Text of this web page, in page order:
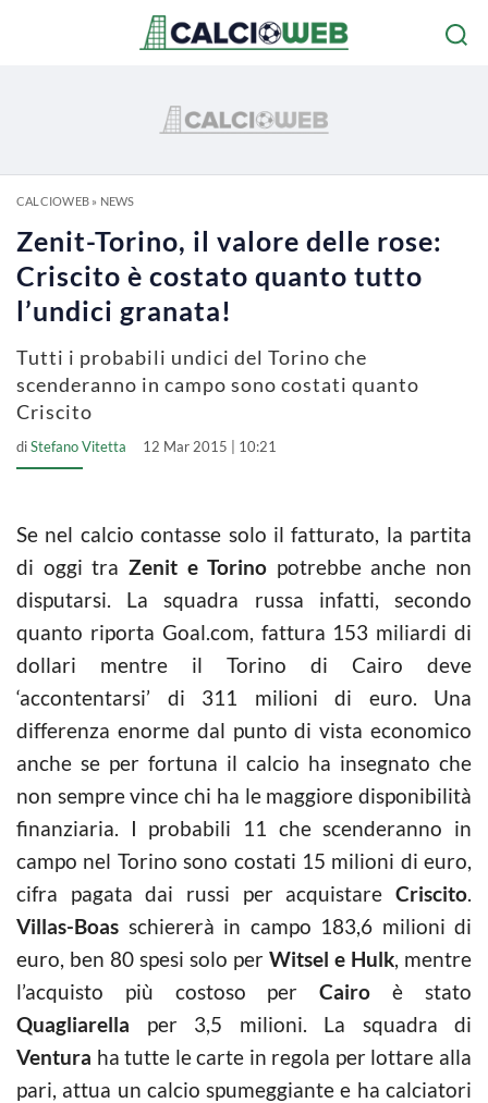
CALCIOWEB» NEWS
Zenit-Torino, il valore delle rose:
Criscito è costato quanto tutto
l’undici granata!
Tutti i probabili undici del Torino che
scenderanno in campo sono costati quanto
Criscito
diStefano Vitetta 12 Mar 2015 | 10:21
Se nel calcio contasse solo il fatturato, la partita
di oggi tra Zenit e Torino potrebbe anche non
disputarsi. La squadra russa infatti, secondo
quanto riporta Goal.com, fattura 153 miliardi di
dollari mentre il Torino di Cairo deve
‘accontentarsi’ di 311 milioni di euro. Una
differenza enorme dal punto di vista economico
anche se per fortuna il calcio ha insegnato che
non sempre vince chi ha le maggiore disponibilità
finanziaria. I probabili 11 che scenderanno in
campo nel Torino sono costati 15 milioni di euro,
cifra pagata dai russi per acquistare Criscito.
Villas-Boas schiererà in campo 183,6 milioni di
euro, ben 80 spesi solo per Witsel e Hulk, mentre
l’acquisto più costoso perCairo è stato
Quagliarella per 3,5 milioni. La squadra di
Ventura ha tutte le carte in regola per lottare alla
pari, attua un calcio spumeggiante e ha calciatori